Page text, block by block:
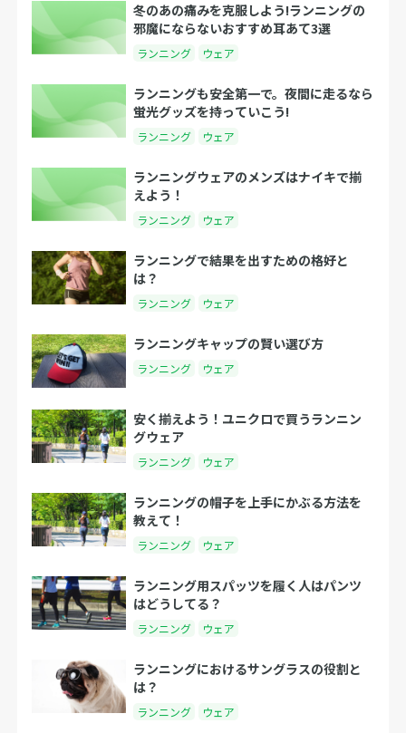
冬のあの痛みを克服しよう!ランニングの
邪魔にならないおすすめ耳あて3選
ランニング ウェア
ランニングも安全第一で。夜間に走るなら
蛍光グッズを持っていこう!
ランニング ウェア
ランニングウェアのメンズはナイキで揃
えよう！
ランニング ウェア
ランニングで結果を出すための格好と
は？
ランニング ウェア
ランニングキャップの賢い選び方
ランニング ウェア
安く揃えよう！ユニクロで買うランニン
グウェア
ランニング ウェア
ランニングの帽子を上手にかぶる方法を
教えて！
ランニング ウェア
ランニング用スパッツを履く人はパンツ
はどうしてる？
ランニング ウェア
ランニングにおけるサングラスの役割と
は？
ランニング ウェア